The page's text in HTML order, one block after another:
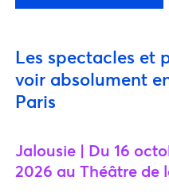
Les spectacles et
voir absolument
Paris
Jalousie | Du 16
2026 au Théâtre de